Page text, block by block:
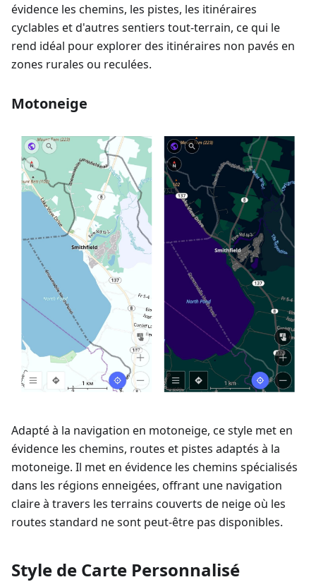
évidence les chemins, les pistes, les itinéraires
cyclables et d'autres sentiers tout-terrain, ce qui le
rend idéal pour explorer des itinéraires non pavés en
zones rurales ou reculées.
Motoneige
Adapté à la navigation en motoneige, ce style met en
évidence les chemins, routes et pistes adaptés à la
motoneige. Il met en évidence les chemins spécialisés
dans les régions enneigées, offrant une navigation
claire à travers les terrains couverts de neige où les
routes standard ne sont peut-être pas disponibles.
Style de Carte Personnalisé